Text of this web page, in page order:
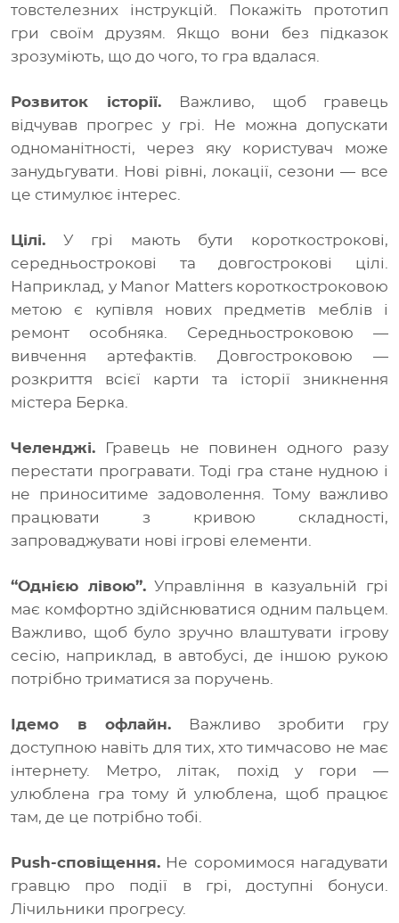
товстелезних інструкцій. Покажіть прототип
гри своїм друзям. Якщо вони без підказок
зрозуміють, що до чого, то гра вдалася.
Розвиток історії.
Важливо, щоб гравець
відчував прогрес у грі. Не можна допускати
одноманітності, через яку користувач може
занудьгувати. Нові рівні, локації, сезони — все
це стимулює інтерес.
Цілі. У грі мають бути короткострокові,
середньострокові та довгострокові цілі.
Наприклад, у Manor Matters короткостроковою
метою є купівля нових предметів меблів і
ремонт особняка. Середньостроковою —
вивчення артефактів. Довгостроковою —
розкриття всієї карти та історії зникнення
містера Берка.
Челенджі. Гравець не повинен одного разу
перестати програвати. Тоді гра стане нудною і
не приноситиме задоволення. Тому важливо
працювати з кривою складності,
запроваджувати нові ігрові елементи.
“Однією лівою”.Управління в казуальній грі
має комфортно здійснюватися одним пальцем.
Важливо, щоб було зручно влаштувати ігрову
сесію, наприклад, в автобусі, де іншою рукою
потрібно триматися за поручень.
Ідемо в офлайн. Важливо зробити гру
доступною навіть для тих, хто тимчасово не має
інтернету. Метро, ​​літак, похід у гори —
улюблена гра тому й улюблена, щоб працює
там, де це потрібно тобі.
Push-сповіщення. Не соромимося нагадувати
гравцю про події в грі, доступні бонуси.
Лічильники прогресу.